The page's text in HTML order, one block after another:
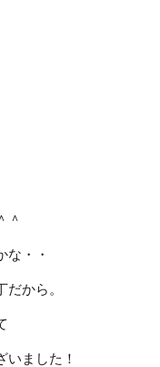
＾
な・・
から。
ました！